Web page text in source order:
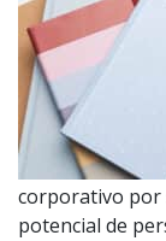
corporativo por
potencial de